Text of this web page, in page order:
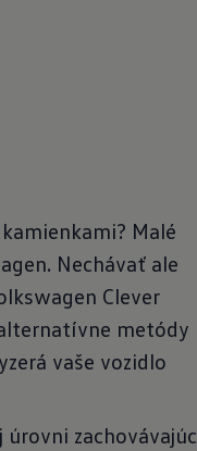
Malé
Nechávať ale
Clever
metódy
vaše vozidlo
zachovávajúc